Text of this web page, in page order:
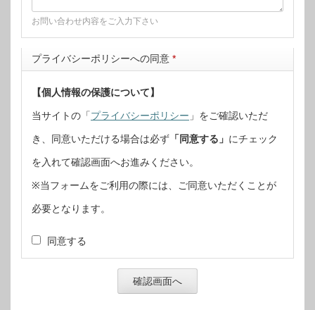
お問い合わせ内容をご入力下さい
プライバシーポリシーへの同意 *
【個人情報の保護について】
当サイトの「プライバシーポリシー 」をご確認いただ
き、同意いただける場合は必ず 「同意する」 にチェック
を入れて確認画面へお進みください。
※当フォームをご利用の際には、ご同意いただくことが
必要となります。
同意する